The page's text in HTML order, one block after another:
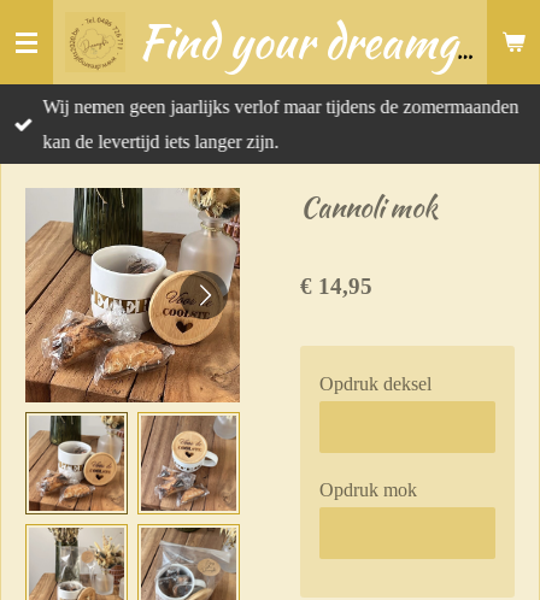
Ga
naar
de
hoofdinhoud
Find your dreamgift
Wij nemen geen jaarlijks verlof maar tijdens de zomermaanden
kan de levertijd iets langer zijn.
Cannoli mok
€ 14,95
Opdruk deksel
Opdruk mok